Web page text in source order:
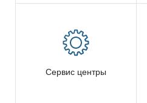
Сервис центры